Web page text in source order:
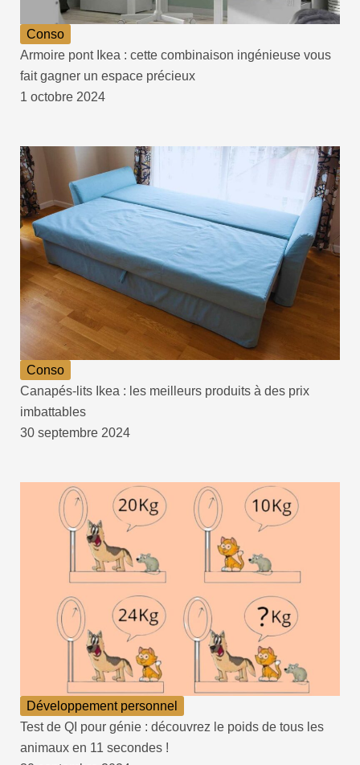
Conso
Armoire pont Ikea : cette combinaison ingénieuse vous
fait gagner un espace précieux
1 octobre 2024
Conso
Canapés-lits Ikea : les meilleurs produits à des prix
imbattables
30 septembre 2024
Développement personnel
Test de QI pour génie : découvrez le poids de tous les
animaux en 11 secondes !